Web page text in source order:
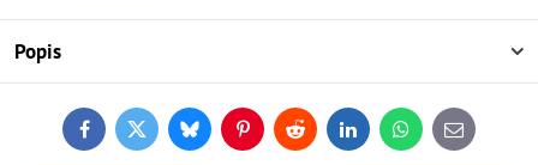
Popis
FacebookTwitterBlueskyPinterestReddit LinkedInWhatsApp
E-
mail